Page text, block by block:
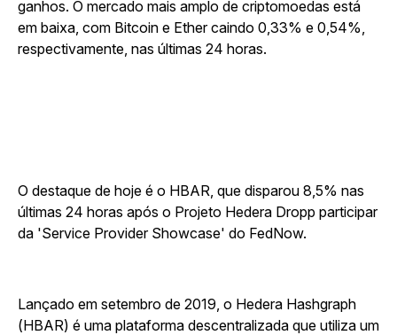
ganhos. O mercado mais amplo de criptomoedas está
em baixa, com Bitcoin e Ether caindo 0,33% e 0,54%,
respectivamente, nas últimas 24 horas.
O destaque de hoje é o HBAR, que disparou 8,5% nas
últimas 24 horas após o Projeto Hedera Dropp participar
da 'Service Provider Showcase' do FedNow.
Lançado em setembro de 2019, o Hedera Hashgraph
(HBAR) é uma plataforma descentralizada que utiliza um